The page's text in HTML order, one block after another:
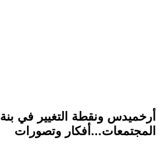
أرخميدس ونقطة التغيير في بنة
المجتمعات...أفكار وتصورات